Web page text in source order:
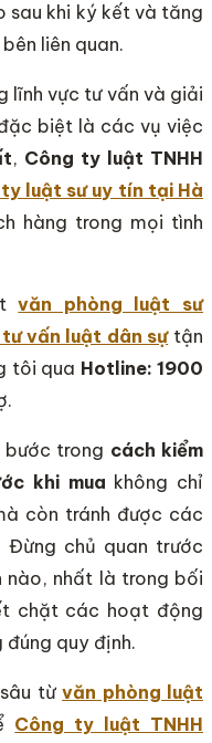
sau khi ký kết và tăng
liên quan.
lĩnh vực tư vấn và giải
biệt là các vụ việc
, Công ty luật TNHH
luật sư uy tín tại Hà
hàng trong mọi tình
văn phòng luật sư
vấn luật dân sựtận
tôi qua Hotline: 1900
trong cách kiểm
khi mua không chỉ
còn tránh được các
chủ quan trước
nhất là trong bối
chặt các hoạt động
đúng quy định.
sâu từvăn phòng luật
Công ty luật TNHH